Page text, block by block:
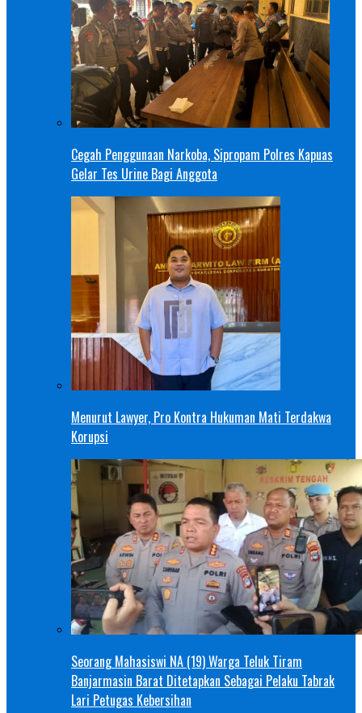
Cegah Penggunaan Narkoba, Sipropam Polres Kapuas
Gelar Tes Urine Bagi Anggota
Menurut Lawyer, Pro Kontra Hukuman Mati Terdakwa
Korupsi
Seorang Mahasiswi NA (19) Warga Teluk Tiram
Banjarmasin Barat Ditetapkan Sebagai Pelaku Tabrak
Lari Petugas Kebersihan